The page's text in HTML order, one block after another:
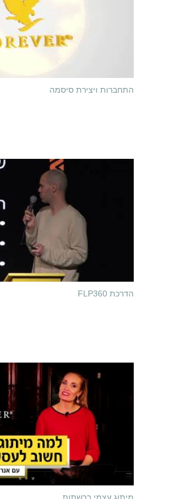
התחברות ויצירת סיסמה
הדרכת FLP360